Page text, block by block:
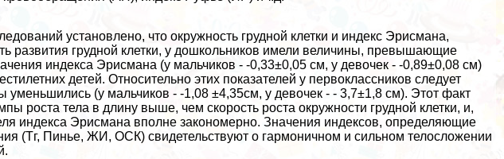
установлено, что окружность грудной клетки и индекс Эрисмана,
развития грудной клетки, у дошкольников имели величины, превышающие
индекса Эрисмана (у мальчиков - -0,33±0,05 см, у девочек - -0,89±0,08 см)
детей. Относительно этих показателей у первоклассников следует
уменьшились (у мальчиков - -1,08 ±4,35см, у девочек - - 3,7±1,8 см). Этот факт
роста тела в длину выше, чем скорость роста окружности грудной клетки, и,
индекса Эрисмана вполне закономерно. Значения индексов, определяющие
(Тг, Пинье, ЖИ, ОСК) свидетельствуют о гармоничном и сильном телосложении